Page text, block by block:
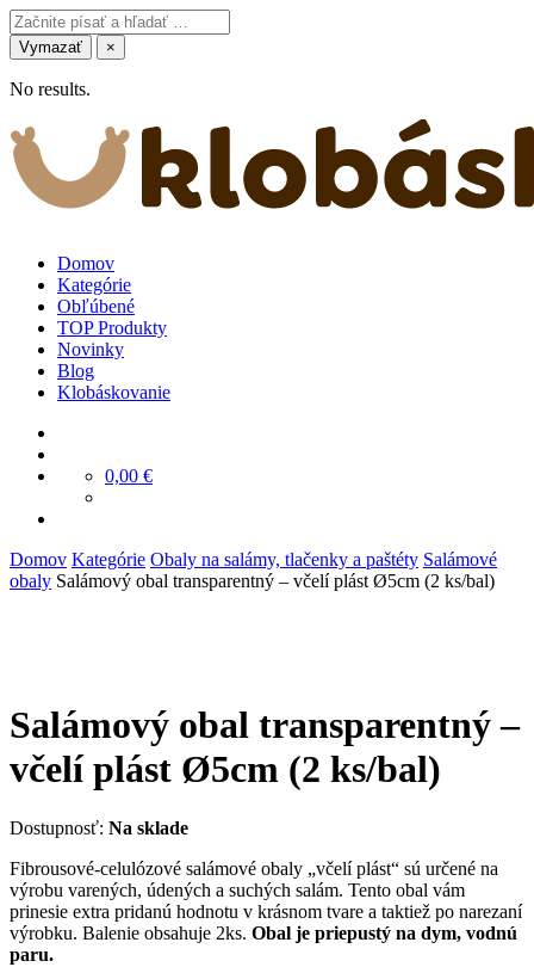
Vymazať ×
No results.
Domov
Kategórie
Obľúbené
TOP Produkty
Novinky
Blog
Klobáskovanie
0,00 €
Domov Kategórie Obaly na salámy, tlačenky a paštéty Salámové
obaly Salámový obal transparentný – včelí plást Ø5cm (2 ks/bal)
Salámový obal transparentný –
včelí plást Ø5cm (2 ks/bal)
Dostupnosť: Na sklade
Fibrousové-celulózové salámové obaly „včelí plást“ sú určené na
výrobu varených, údených a suchých salám. Tento obal vám
prinesie extra pridanú hodnotu v krásnom tvare a taktiež po narezaní
výrobku. Balenie obsahuje 2ks. Obal je priepustý na dym, vodnú
paru.